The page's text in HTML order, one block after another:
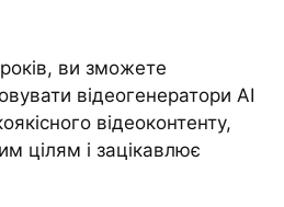
ви зможете
відеогенератори AI
відеоконтенту,
цілям і зацікавлює